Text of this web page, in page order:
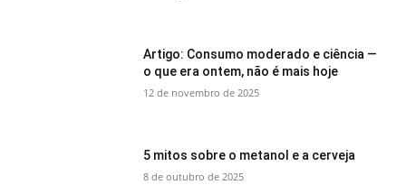
Artigo: Consumo moderado e ciência —
o que era ontem, não é mais hoje
12 de novembro de 2025
5 mitos sobre o metanol e a cerveja
8 de outubro de 2025